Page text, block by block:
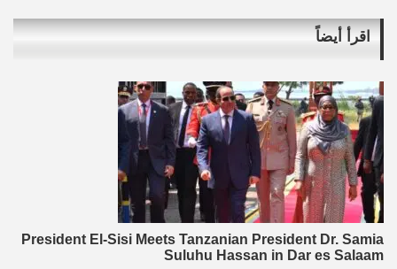
اقرأ أيضاً
President El-Sisi Meets Tanzanian President Dr. Samia
Suluhu Hassan in Dar es Salaam